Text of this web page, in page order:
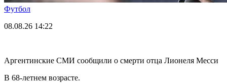
Футбол
08.08.26 14:22
Аргентинские СМИ сообщили о смерти отца Лионеля Месси
В 68-летнем возрасте.